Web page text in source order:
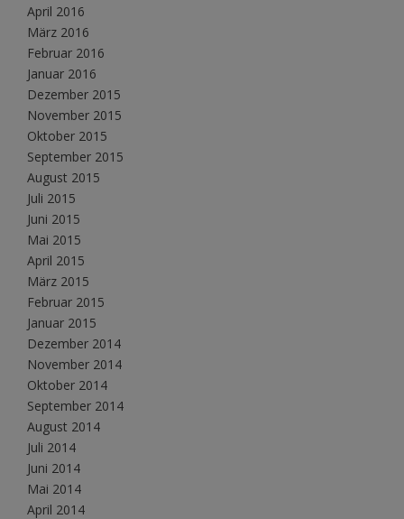
April 2016
März 2016
Februar 2016
Januar 2016
Dezember 2015
November 2015
Oktober 2015
September 2015
August 2015
Juli 2015
Juni 2015
Mai 2015
April 2015
März 2015
Februar 2015
Januar 2015
Dezember 2014
November 2014
Oktober 2014
September 2014
August 2014
Juli 2014
Juni 2014
Mai 2014
April 2014